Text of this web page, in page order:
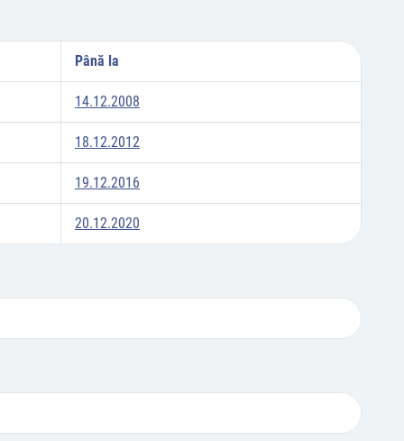
Până la
14.12.2008
18.12.2012
19.12.2016
20.12.2020